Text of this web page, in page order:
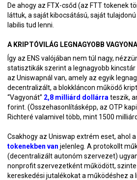
De ahogy az FTX-csőd (az FTT tokenek
láttuk, a saját kibocsátású, saját
labilis tud lenni.
A KRIPTÓVILÁG LEGNAGYOBB VAGYONAI
Így az ENS valójában nem túl nagy,
statisztikák szerint a legnagyobb
az Uniswapnál van, amely az egyik
decentralizált, a blokkláncon működő
“Vagyonát” 2,8 milliárd dollárra teszik,
forint. (Összehasonlításképp, az OTP
Richteré valamivel több, mint 1500
Csakhogy az Uniswap extrém eset, ahol
tokenekben van jelenleg. A protokollt
(decentralizált autonóm szervezet)
nonprofit szervezetként működött, szinte
kereskedési jutalékokat a működéshez